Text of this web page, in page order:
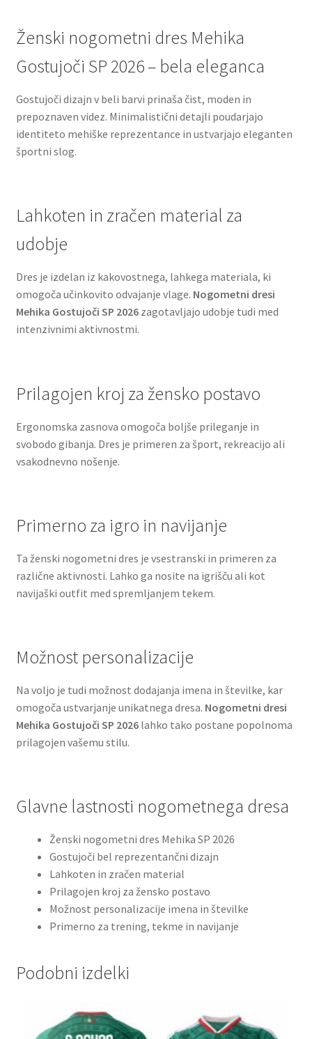
Ženski nogometni dres Mehika
Gostujoči SP 2026 – bela eleganca
Gostujoči dizajn v beli barvi prinaša čist, moden in
prepoznaven videz. Minimalistični detajli poudarjajo
identiteto mehiške reprezentance in ustvarjajo eleganten
športni slog.
Lahkoten in zračen material za
udobje
Dres je izdelan iz kakovostnega, lahkega materiala, ki
omogoča učinkovito odvajanje vlage. Nogometni dresi
Mehika Gostujoči SP 2026zagotavljajo udobje tudi med
intenzivnimi aktivnostmi.
Prilagojen kroj za žensko postavo
Ergonomska zasnova omogoča boljše prileganje in
svobodo gibanja. Dres je primeren za šport, rekreacijo ali
vsakodnevno nošenje.
Primerno za igro in navijanje
Ta ženski nogometni dres je vsestranski in primeren za
različne aktivnosti. Lahko ga nosite na igrišču ali kot
navijaški outfit med spremljanjem tekem.
Možnost personalizacije
Na voljo je tudi možnost dodajanja imena in številke, kar
omogoča ustvarjanje unikatnega dresa. Nogometni dresi
Mehika Gostujoči SP 2026lahko tako postane popolnoma
prilagojen vašemu stilu.
Glavne lastnosti nogometnega dresa
Ženski nogometni dres Mehika SP 2026
Gostujoči bel reprezentančni dizajn
Lahkoten in zračen material
Prilagojen kroj za žensko postavo
Možnost personalizacije imena in številke
Primerno za trening, tekme in navijanje
Podobni izdelki